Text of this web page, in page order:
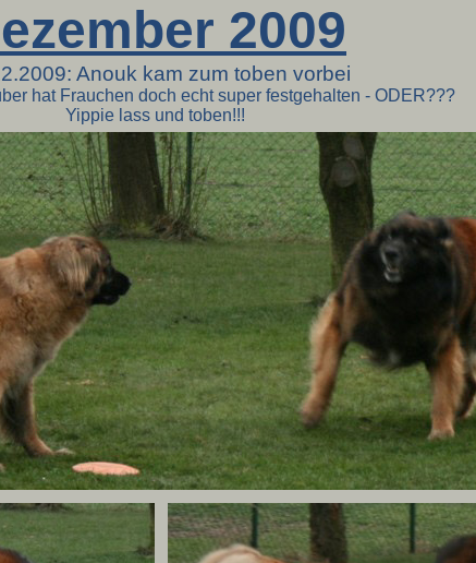
2009
Anouk kam zum toben vorbei
hat Frauchen doch echt super festgehalten - ODER???
Yippie lass und toben!!!